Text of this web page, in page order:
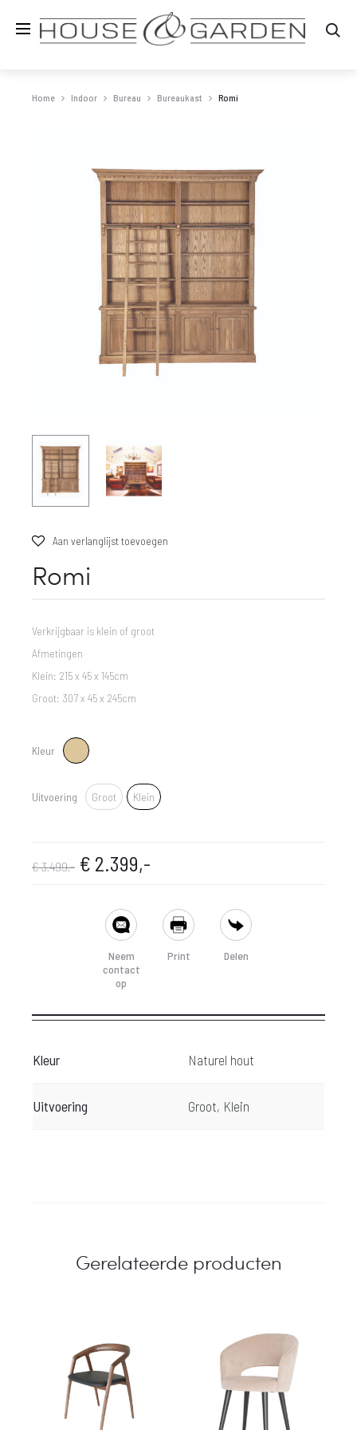
Home Indoor Bureau Bureaukast Romi
Aan verlanglijst toevoegen
Romi
Verkrijgbaar is klein of groot
Afmetingen
Klein: 215 x 45 x 145cm
Groot: 307 x 45 x 245cm
Kleur
Naturel hout
Uitvoering
Groot
Groot Klein
€3.499,- Oorspronkelijke
was:
€ 3.499,-.
€ 2.399,-
prijs
Neem
contact
op
Print Delen
Kleur Naturel hout
Uitvoering Groot, Klein
Gerelateerde producten